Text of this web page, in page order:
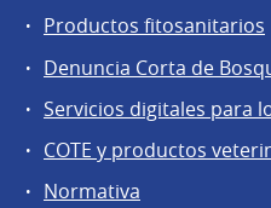
Productos fitosanitarios
Denuncia Corta de
Servicios digitales para
COTE y productos
Normativa